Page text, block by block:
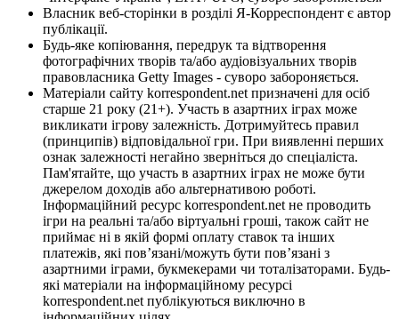
Власник веб-сторінки в розділі Я-Корреспондент є автор
публікації.
Будь-яке копіювання, передрук та відтворення
фотографічних творів та/або аудіовізуальних творів
правовласника Getty Images - суворо забороняється.
Матеріали сайту korrespondent.net призначені для осіб
старше 21 року (21+). Участь в азартних іграх може
викликати ігрову залежність. Дотримуйтесь правил
(принципів) відповідальної гри. При виявленні перших
ознак залежності негайно зверніться до спеціаліста.
Пам'ятайте, що участь в азартних іграх не може бути
джерелом доходів або альтернативою роботі.
Інформаційний ресурс korrespondent.net не проводить
ігри на реальні та/або віртуальні гроші, також сайт не
приймає ні в якій формі оплату ставок та інших
платежів, які пов’язані/можуть бути пов’язані з
азартними іграми, букмекерами чи тоталізаторами. Будь-
які матеріали на інформаційному ресурсі
korrespondent.net публікуються виключно в